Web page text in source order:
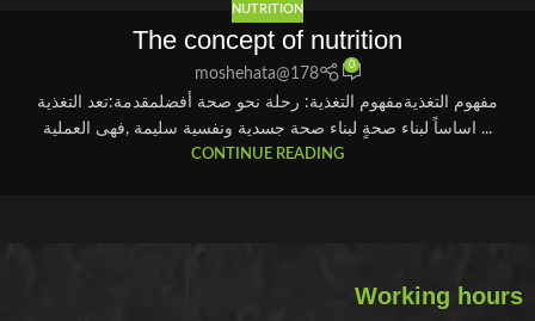
NUTRITION
The concept of nutrition
moshehata@178
0
مفهوم التغذيةمفهوم التغذية: رحلة نحو صحة أفضلمقدمة:تعد التغذية
اساساً لبناء صحةٍ لبناء صحة جسدية ونفسية سليمة ,فهى العملية ...
CONTINUE READING
Working hours